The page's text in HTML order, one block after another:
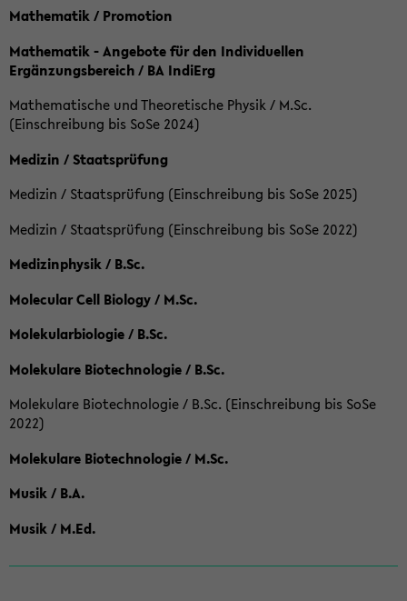
Mathematik / Promotion
Mathematik - Angebote für den Individuellen
Ergänzungsbereich / BA IndiErg
Mathematische und Theoretische Physik / M.Sc.
(Einschreibung bis SoSe 2024)
Medizin / Staatsprüfung
Medizin / Staatsprüfung (Einschreibung bis SoSe 2025)
Medizin / Staatsprüfung (Einschreibung bis SoSe 2022)
Medizinphysik / B.Sc.
Molecular Cell Biology / M.Sc.
Molekularbiologie / B.Sc.
Molekulare Biotechnologie / B.Sc.
Molekulare Biotechnologie / B.Sc. (Einschreibung bis SoSe
2022)
Molekulare Biotechnologie / M.Sc.
Musik / B.A.
Musik / M.Ed.